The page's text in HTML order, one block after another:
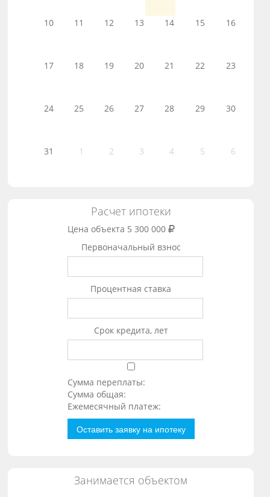
10 11 12 13 14 15 16
17 18 19 20 21 22 23
24 25 26 27 28 29 30
31 1 2 3 4 5 6
Расчет ипотеки
Цена объекта 5 300 000
Первоначальный взнос
Процентная ставка
Срок кредита, лет
Сумма переплаты:
Сумма общая:
Ежемесячный платеж:
Оставить заявку на ипотеку
Занимается объектом